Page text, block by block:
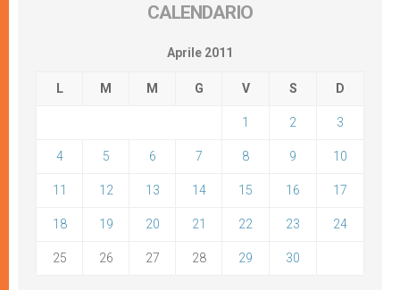
CALENDARIO
Aprile 2011
L M M G V S D
1 2 3
4 5 6 7 8 9 10
11 12 13 14 15 16 17
18 19 20 21 22 23 24
25 26 27 28 29 30